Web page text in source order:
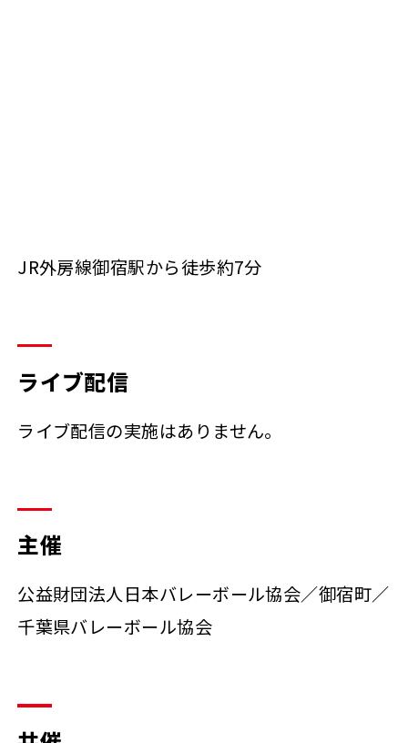
JR外房線御宿駅から徒歩約7分
ライブ配信
ライブ配信の実施はありません。
主催
公益財団法人日本バレーボール協会／御宿町／
千葉県バレーボール協会